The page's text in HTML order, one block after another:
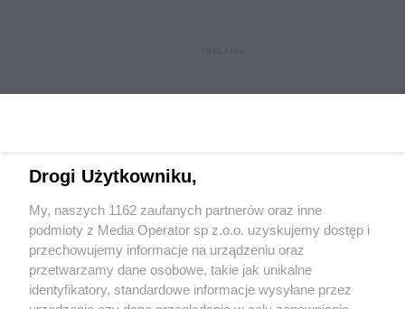
Wydawca mediówlokalnych
Drogi Użytkowniku,
My, naszych 1162 zaufanych partnerów oraz inne
podmioty z Media Operator sp z.o.o. uzyskujemy dostęp i
przechowujemy informacje na urządzeniu oraz
przetwarzamy dane osobowe, takie jak unikalne
identyfikatory, standardowe informacje wysyłane przez